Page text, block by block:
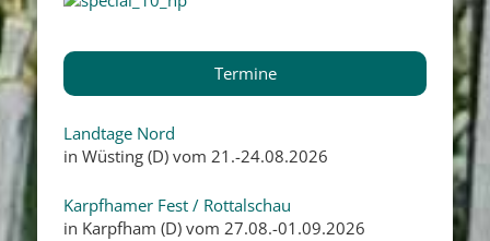
Termine
Landtage Nord
in Wüsting (D) vom 21.-24.08.2026
Karpfhamer Fest / Rottalschau
in Karpfham (D) vom 27.08.-01.09.2026